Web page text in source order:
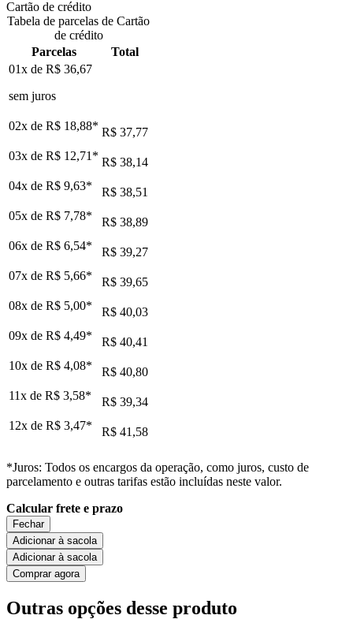
Cartão de crédito
Tabela de parcelas de Cartão
de crédito
Parcelas
Total
01x de R$ 36,67
sem juros
02x de R$ 18,88* R$ 37,77
03x de R$ 12,71 * R$ 38,14
04x de R$ 9,63*
R$ 38,51
05x de R$ 7,78*
R$ 38,89
06x de R$ 6,54*
R$ 39,27
07x de R$ 5,66*
R$ 39,65
08x de R$ 5,00*
R$ 40,03
09x de R$ 4,49*
R$ 40,41
10x de R$ 4,08*
R$ 40,80
11x de R$ 3,58*
R$ 39,34
12x de R$ 3,47* R$ 41,58
*Juros: Todos os encargos da operação, como juros, custo de
parcelamento e outras tarifas estão incluídas neste valor.
Calcular frete e prazo
Fechar
Adicionar à sacola
Adicionar à sacola
Comprar agora
Outras opções desse produto